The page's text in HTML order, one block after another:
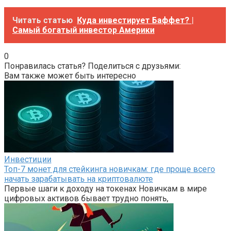
Читать статью Куда инвестирует Баффет? |
Cамый богатый инвестор Америки
0
Понравилась статья? Поделиться с друзьями:
Вам также может быть интересно
Инвестиции
Топ-7 монет для стейкинга новичкам: где проще всего
начать зарабатывать на криптовалюте
Первые шаги к доходу на токенах Новичкам в мире
цифровых активов бывает трудно понять,